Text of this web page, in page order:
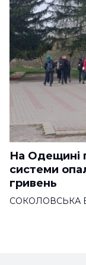
На Одещині
системи
гривень
СОКОЛОВСЬКА